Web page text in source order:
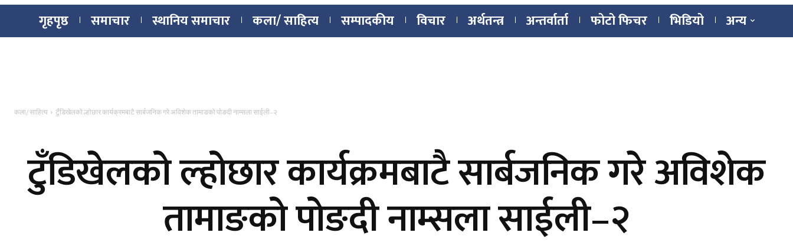
गृहपृष्ठ समाचार स्थानिय समाचार कला/ साहित्य सम्पादकीय विचार अर्थतन्त्र अन्तर्वार्ता फोटो फिचर भिडियो अन्य
कला/ साहित्य टुँडिखेलको ल्होछार कार्यक्रमबाटै सार्बजनिक गरे अविशेक तामाङको पोङदी नाम्सला साईली–२
टुँडिखेलको ल्होछार कार्यक्रमबाटै सार्बजनिक गरे अविशेक
तामाङको पोङदी नाम्सला साईली–२